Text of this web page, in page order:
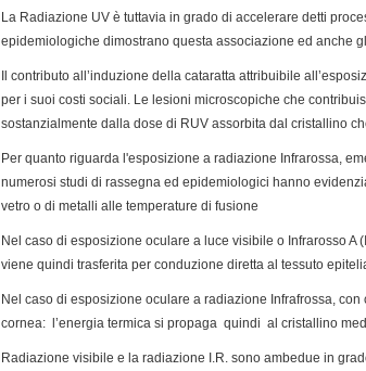
La Radiazione UV è tuttavia in grado di accelerare detti
epidemiologiche dimostrano questa associazione ed anche
Il contributo all’induzione della cataratta attribuibile
per i suoi costi sociali. Le lesioni microscopiche che
sostanzialmente dalla dose di RUV assorbita dal cristallino
Per quanto riguarda l'esposizione a radiazione Infrarossa,
numerosi studi di rassegna ed epidemiologici hanno
vetro o di metalli alle temperature di fusione
Nel caso di esposizione oculare a luce visibile o Infrarosso A
viene quindi trasferita per conduzione diretta al tessuto
Nel caso di esposizione oculare a radiazione Infrafrossa,
cornea: l’energia termica si propaga quindi al cristallino
Radiazione visibile e la radiazione I.R. sono ambedue in